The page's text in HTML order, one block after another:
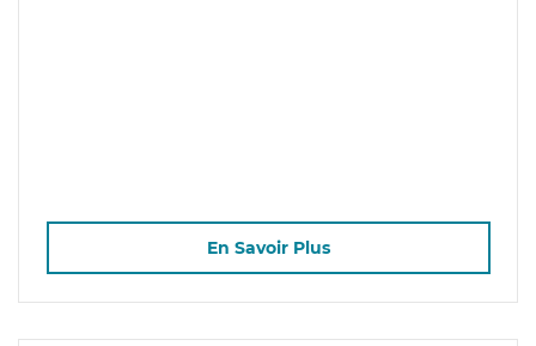
En Savoir Plus